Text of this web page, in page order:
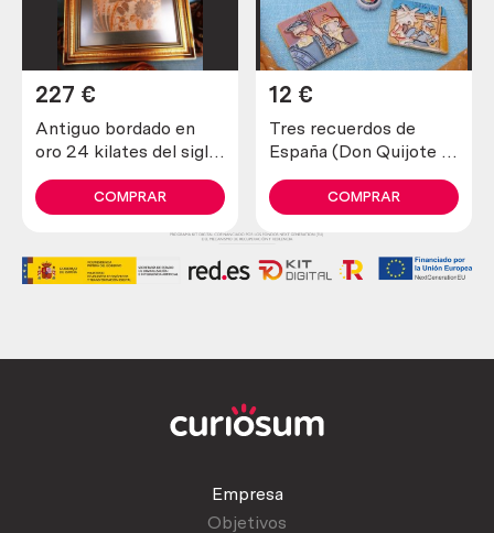
Antiguo bordado en
oro 24 kilates del siglo
227 €
COMPRAR
Tres recuerdos de
España (Don Quijote e
12 €
COMPRAR
Empresa
Objetivos